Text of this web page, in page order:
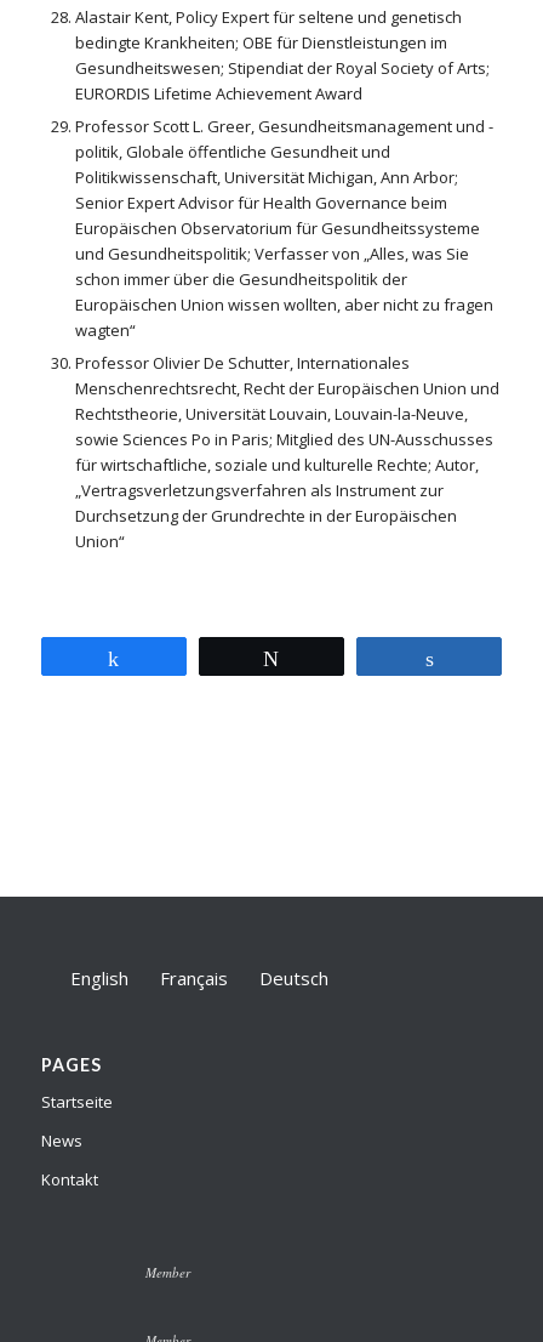
Alastair Kent, Policy Expert für seltene und genetisch
bedingte Krankheiten; OBE für Dienstleistungen im
Gesundheitswesen; Stipendiat der Royal Society of Arts;
EURORDIS Lifetime Achievement Award
Professor Scott L. Greer, Gesundheitsmanagement und -
politik, Globale öffentliche Gesundheit und
Politikwissenschaft, Universität Michigan, Ann Arbor;
Senior Expert Advisor für Health Governance beim
Europäischen Observatorium für Gesundheitssysteme
und Gesundheitspolitik; Verfasser von „Alles, was Sie
schon immer über die Gesundheitspolitik der
Europäischen Union wissen wollten, aber nicht zu fragen
wagten“
Professor Olivier De Schutter, Internationales
Menschenrechtsrecht, Recht der Europäischen Union und
Rechtstheorie, Universität Louvain, Louvain-la-Neuve,
sowie Sciences Po in Paris; Mitglied des UN-Ausschusses
für wirtschaftliche, soziale und kulturelle Rechte; Autor,
„Vertragsverletzungsverfahren als Instrument zur
Durchsetzung der Grundrechte in der Europäischen
Union“
English Français Deutsch
PAGES
Startseite
News
Kontakt
Member